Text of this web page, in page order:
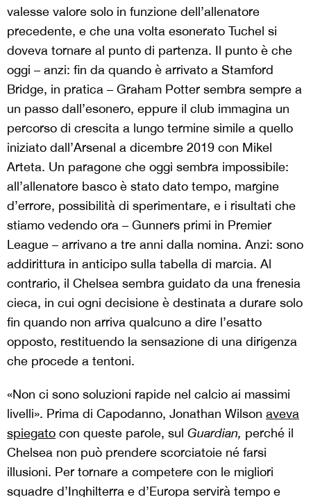
valesse valore solo in funzione dell’allenatore
precedente, e che una volta esonerato Tuchel si
doveva tornare al punto di partenza. Il punto è che
oggi – anzi: fin da quando è arrivato a Stamford
Bridge, in pratica – Graham Potter sembra sempre a
un passo dall’esonero, eppure il club immagina un
percorso di crescita a lungo termine simile a quello
iniziato dall’Arsenal a dicembre 2019 con Mikel
Arteta. Un paragone che oggi sembra impossibile:
all’allenatore basco è stato dato tempo, margine
d’errore, possibilità di sperimentare, e i risultati che
stiamo vedendo ora – Gunners primi in Premier
League – arrivano a tre anni dalla nomina. Anzi: sono
addirittura in anticipo sulla tabella di marcia. Al
contrario, il Chelsea sembra guidato da una frenesia
cieca, in cui ogni decisione è destinata a durare solo
fin quando non arriva qualcuno a dire l’esatto
opposto, restituendo la sensazione di una dirigenza
che procede a tentoni.
«Non ci sono soluzioni rapide nel calcio ai massimi
livelli». Prima di Capodanno, Jonathan Wilson aveva
spiegato con queste parole, sul Guardian, perché il
Chelsea non può prendere scorciatoie né farsi
illusioni. Per tornare a competere con le migliori
squadre d’Inghilterra e d’Europa servirà tempo e